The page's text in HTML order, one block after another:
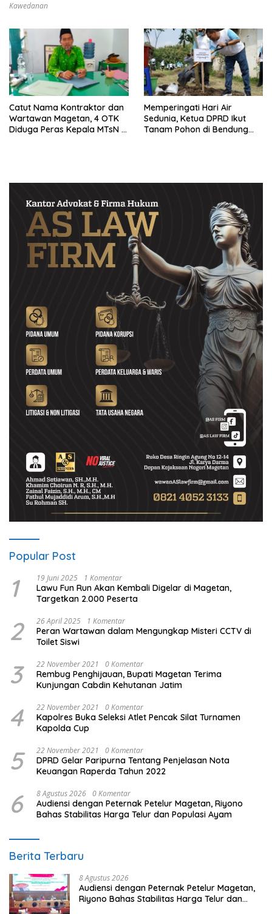
Kawedanan
Catut Nama Kontraktor dan
Wartawan Magetan, 4 OTK
Diduga Peras Kepala MTsN 4
Memperingati Hari Air
Sedunia, Ketua DPRD Ikut
Tanam Pohon di Bendung
Popular Post
1 19 Juni 2025 1 Komentar
Lawu Fun Run Akan Kembali Digelar di Magetan,
Targetkan 2.000 Peserta
2 26 April 2025 1 Komentar
Peran Wartawan dalam Mengungkap Misteri CCTV di
Toilet Siswi
3 22 November 2021 0 Komentar
Rembug Penghijauan, Bupati Magetan Terima
Kunjungan Cabdin Kehutanan Jatim
4 22 November 2021 0 Komentar
Kapolres Buka Seleksi Atlet Pencak Silat Turnamen
Kapolda Cup
5 22 November 2021 0 Komentar
DPRD Gelar Paripurna Tentang Penjelasan Nota
Keuangan Raperda Tahun 2022
6 8 Agustus 2026 0 Komentar
Audiensi dengan Peternak Petelur Magetan, Riyono
Bahas Stabilitas Harga Telur dan Populasi Ayam
Berita Terbaru
8 Agustus 2026
Audiensi dengan Peternak Petelur Magetan,
Riyono Bahas Stabilitas Harga Telur dan